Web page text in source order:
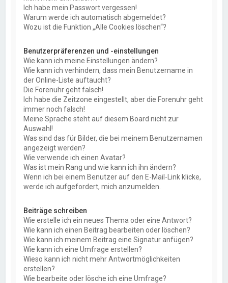
Ich habe mein Passwort vergessen!
Warum werde ich automatisch abgemeldet?
Wozu ist die Funktion „Alle Cookies löschen“?
Benutzerpräferenzen und -einstellungen
Wie kann ich meine Einstellungen ändern?
Wie kann ich verhindern, dass mein Benutzername in
der Online-Liste auftaucht?
Die Forenuhr geht falsch!
Ich habe die Zeitzone eingestellt, aber die Forenuhr geht
immer noch falsch!
Meine Sprache steht auf diesem Board nicht zur
Auswahl!
Was sind das für Bilder, die bei meinem Benutzernamen
angezeigt werden?
Wie verwende ich einen Avatar?
Was ist mein Rang und wie kann ich ihn ändern?
Wenn ich bei einem Benutzer auf den E-Mail-Link klicke,
werde ich aufgefordert, mich anzumelden.
Beiträge schreiben
Wie erstelle ich ein neues Thema oder eine Antwort?
Wie kann ich einen Beitrag bearbeiten oder löschen?
Wie kann ich meinem Beitrag eine Signatur anfügen?
Wie kann ich eine Umfrage erstellen?
Wieso kann ich nicht mehr Antwortmöglichkeiten
erstellen?
Wie bearbeite oder lösche ich eine Umfrage?